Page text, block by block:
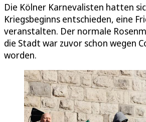
Die Kölner Karnevalisten hatten
Kriegsbeginns entschieden, eine
veranstalten. Der normale
die Stadt war zuvor schon wegen
worden.